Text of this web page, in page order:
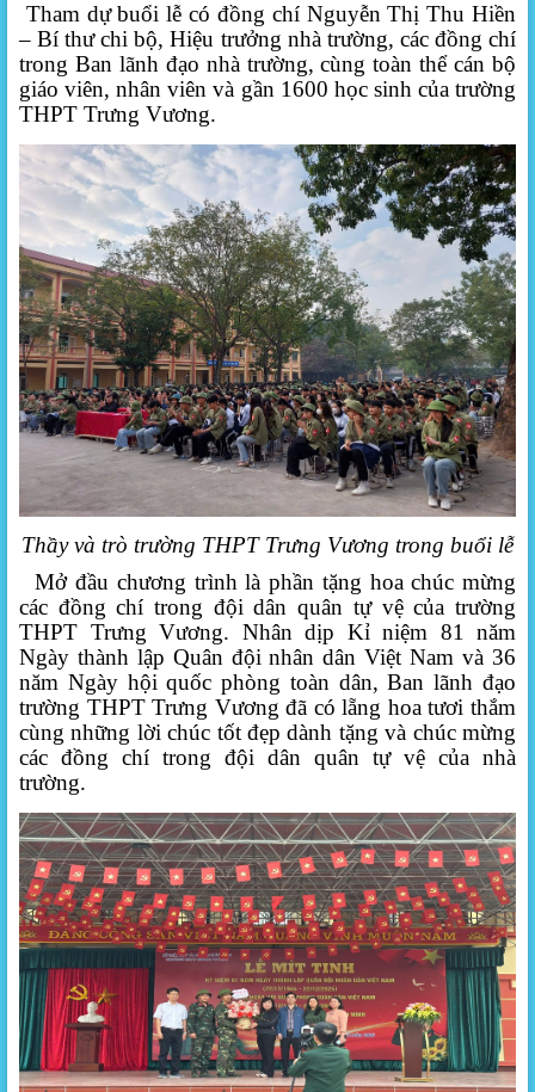
Tham dự buổi lễ có đồng chí Nguyễn Thị Thu Hiền
– Bí thư chi bộ, Hiệu trưởng nhà trường, các đồng chí
trong Ban lãnh đạo nhà trường, cùngtoàn thể cán bộ
giáo viên, nhân viên và gần 1600 học sinh của trường
THPT Trưng Vương.
Thầy và trò trường THPT Trưng Vương trong buổi lễ
Mở đầu chương trình là phần tặng hoachúc mừng
các đồng chí trong đội dân quân tự vệ của trường
THPT Trưng Vương. Nhân dịp Kỉ niệm 81 năm
Ngày thành lập Quân đội nhân dân Việt Nam và 36
năm Ngày hội quốc phòng toàn dân, Ban lãnh đạo
trường THPT Trưng Vương đã có lẵng hoa tươi thắm
cùng những lời chúc tốt đẹp dành tặng và chúc mừng
các đồng chí trong đội dân quân tự vệ của nhà
trường.